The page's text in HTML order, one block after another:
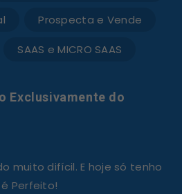
Prospecta e Vende
SAAS e MICRO SAAS
Exclusivamente do
muito difícil. E hoje só tenho
Perfeito!